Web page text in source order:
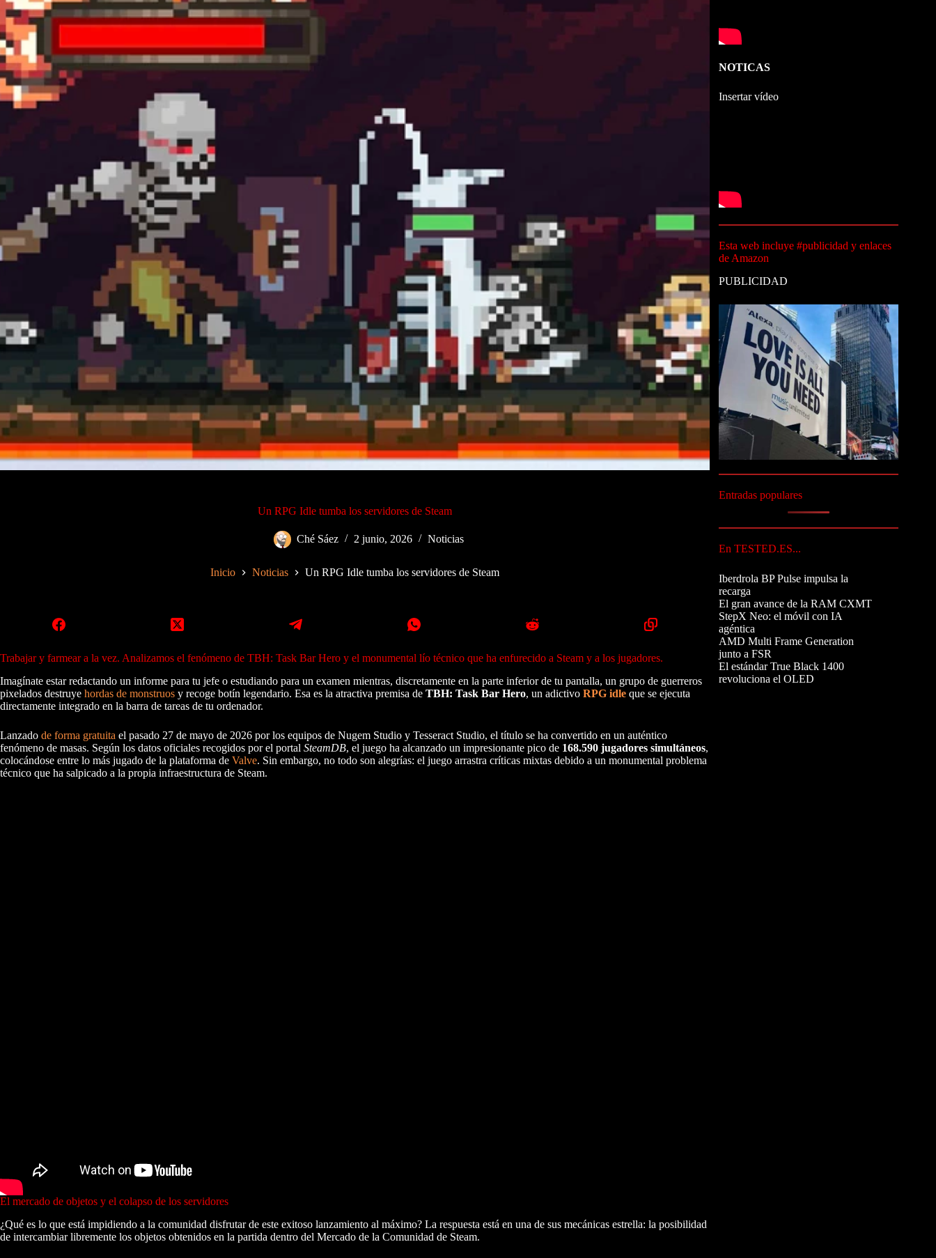
Un RPG Idle tumba los servidores de Steam
Ché Sáez 2 junio, 2026 Noticias
Inicio Noticias Un RPG Idle tumba los servidores de Steam
Trabajar y farmear a la vez. Analizamos el fenómeno de TBH: Task Bar Hero y el monumental lío técnico que ha enfurecido a Steam y a los jugadores.
Imagínate estar redactando un informe para tu jefe o estudiando para un examen mientras, discretamente en la parte inferior de tu pantalla, un grupo de guerreros
pixelados destruye hordas de monstruos y recoge botín legendario. Esa es la atractiva premisa de TBH: Task Bar Hero, un adictivo RPG idle que se ejecuta
directamente integrado en la barra de tareas de tu ordenador.
Lanzado de forma gratuita el pasado 27 de mayo de 2026 por los equipos de Nugem Studio y Tesseract Studio, el título se ha convertido en un auténtico
fenómeno de masas. Según los datos oficiales recogidos por el portal SteamDB, el juego ha alcanzado un impresionante pico de 168.590 jugadores simultáneos,
colocándose entre lo más jugado de la plataforma de Valve. Sin embargo, no todo son alegrías: el juego arrastra críticas mixtas debido a un monumental problema
técnico que ha salpicado a la propia infraestructura de Steam.
El mercado de objetos y el colapso de los servidores
¿Qué es lo que está impidiendo a la comunidad disfrutar de este exitoso lanzamiento al máximo? La respuesta está en una de sus mecánicas estrella: la posibilidad
de intercambiar libremente los objetos obtenidos en la partida dentro del Mercado de la Comunidad de Steam.
NOTICAS
Insertar vídeo
Esta web incluye #publicidad y enlaces
de Amazon
PUBLICIDAD
Entradas populares
En TESTED.ES...
Iberdrola BP Pulse impulsa la
recarga
El gran avance de la RAM CXMT
StepX Neo: el móvil con IA
agéntica
AMD Multi Frame Generation
junto a FSR
El estándar True Black 1400
revoluciona el OLED